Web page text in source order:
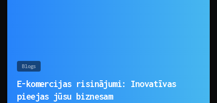
Blogs
E-komercijas risinājumi: Inovatīvas
pieejas jūsu biznesam